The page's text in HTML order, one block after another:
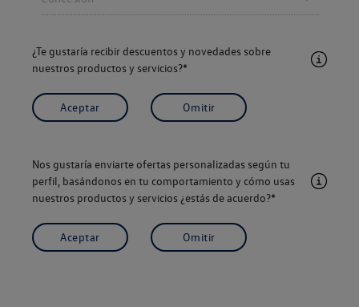
¿Te gustaría recibir descuentos y novedades sobre
nuestros productos y servicios?*
Aceptar Omitir
Nos gustaría enviarte ofertas personalizadas según tu
perfil, basándonos en tu comportamiento y cómo usas
nuestros productos y servicios ¿estás de acuerdo?*
Aceptar Omitir